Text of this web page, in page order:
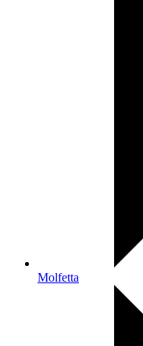
Molfetta